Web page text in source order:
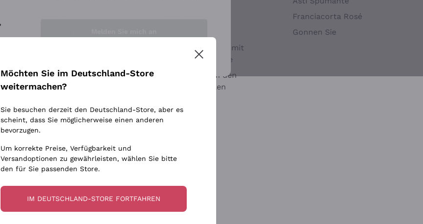
Ca' dei Frati
Biondi Santi
Quintarelli Giuseppe
Rinaldi Giuseppe
Egly Ouriet
Jacquesson
Agrapart
Ohne Sulfit oder mit
minimalen Sulfite
Maischung auf den
Traubenschalen
Franciacorta Rosé
Gonnen Sie
Möchten Sie im Deutschland-Store
weitermachen?
Sie besuchen derzeit den Deutschland-Store, aber es
scheint, dass Sie möglicherweise einen anderen
bevorzugen.
Um korrekte Preise, Verfügbarkeit und
Versandoptionen zu gewährleisten, wählen Sie bitte
den für Sie passenden Store.
IM DEUTSCHLAND-STORE FORTFAHREN